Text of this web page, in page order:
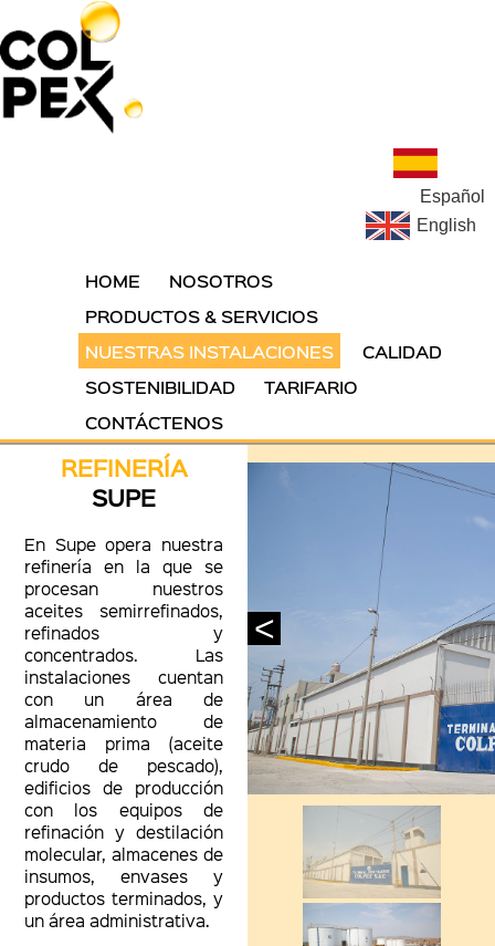
Español
English
HOME
NOSOTROS
PRODUCTOS & SERVICIOS
NUESTRAS INSTALACIONES
CALIDAD
SOSTENIBILIDAD
TARIFARIO
CONTÁCTENOS
REFINERÍA
SUPE
En Supe opera nuestra
refinería en la que se
procesan nuestros
aceites semirrefinados,
refinados y
concentrados. Las
instalaciones cuentan
con un área de
almacenamiento de
materia prima (aceite
crudo de pescado),
edificios de producción
con los equipos de
refinación y destilación
molecular, almacenes de
insumos, envases y
productos terminados, y
un área administrativa.
<